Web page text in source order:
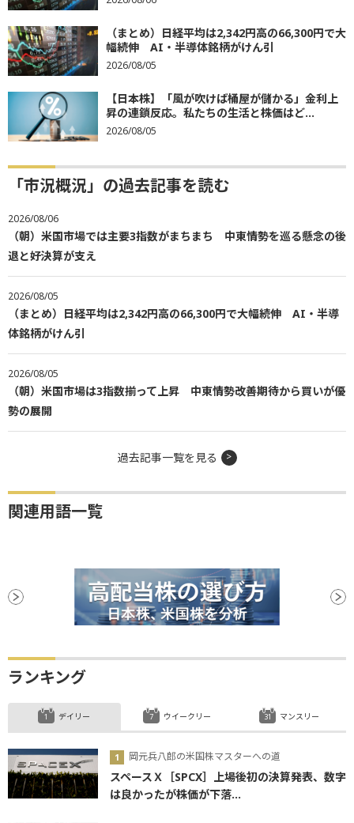
（まとめ）日経平均は2,342円高の66,300円で大
幅続伸 AI・半導体銘柄がけん引
2026/08/05
【日本株】「風が吹けば桶屋が儲かる」金利上
昇の連鎖反応。私たちの生活と株価はど...
2026/08/05
「市況概況」の過去記事を読む
2026/08/06
（朝）米国市場では主要3指数がまちまち 中東情勢を巡る懸念の後
退と好決算が支え
2026/08/05
（まとめ）日経平均は2,342円高の66,300円で大幅続伸 AI・半導
体銘柄がけん引
2026/08/05
（朝）米国市場は3指数揃って上昇 中東情勢改善期待から買いが優
勢の展開
過去記事一覧を見る
関連用語一覧
ランキング
デイリー
岡元兵八郎の米国株マスターへの道
スペースＸ［SPCX］上場後初の決算発表、数字
は良かったが株価が下落...
ウイークリー マンスリー